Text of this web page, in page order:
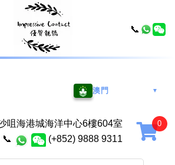
澳門 ▼
咀海港城海洋中心6樓604室
📞 (+852) 9888 9311
📞